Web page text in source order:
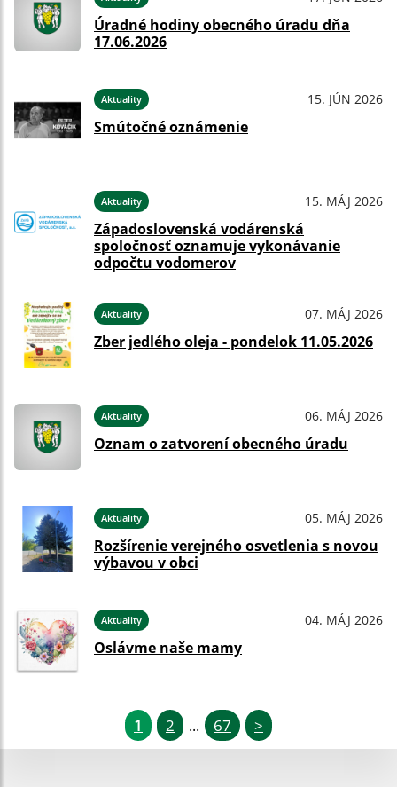
Úradné hodiny obecného úradu dňa
17.06.2026
Aktuality 15. JÚN 2026
Smútočné oznámenie
Aktuality 15. MÁJ 2026
Západoslovenská vodárenská
spoločnosť oznamuje vykonávanie
odpočtu vodomerov
Aktuality 07. MÁJ 2026
Zber jedlého oleja - pondelok 11.05.2026
Aktuality 06. MÁJ 2026
Oznam o zatvorení obecného úradu
Aktuality 05. MÁJ 2026
Rozšírenie verejného osvetlenia s novou
výbavou v obci
Aktuality 04. MÁJ 2026
Oslávme naše mamy
1 2 ... 67 >